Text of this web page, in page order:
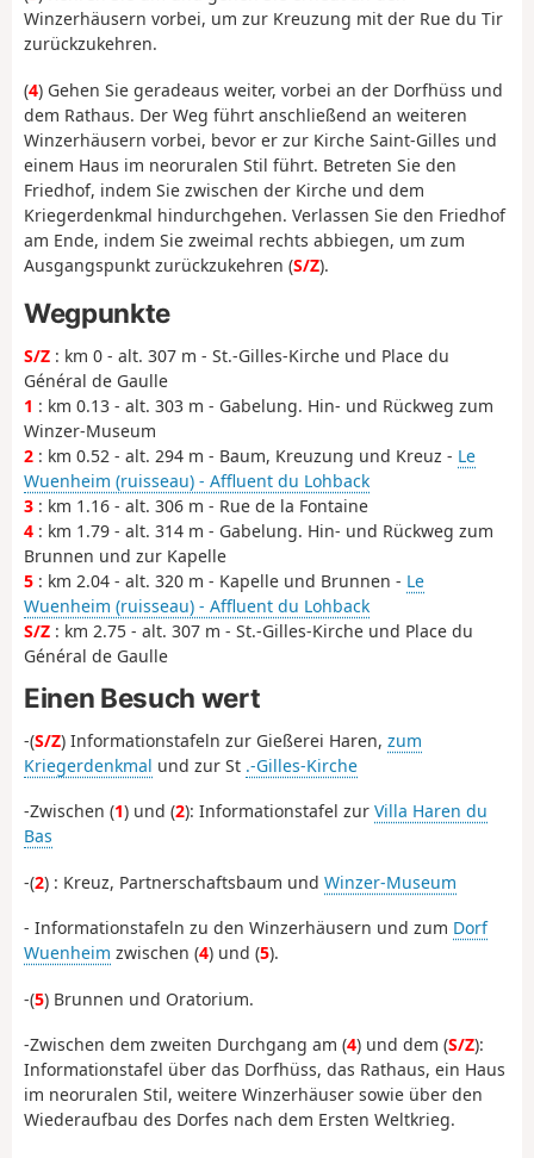
Winzerhäusern vorbei, um zur Kreuzung mit der Rue du Tir
zurückzukehren.
(4) Gehen Sie geradeaus weiter, vorbei an der Dorfhüss und
dem Rathaus. Der Weg führt anschließend an weiteren
Winzerhäusern vorbei, bevor er zur Kirche Saint-Gilles und
einem Haus im neoruralen Stil führt. Betreten Sie den
Friedhof, indem Sie zwischen der Kirche und dem
Kriegerdenkmal hindurchgehen. Verlassen Sie den Friedhof
am Ende, indem Sie zweimal rechts abbiegen, um zum
Ausgangspunkt zurückzukehren (S/Z).
Wegpunkte
S/Z : km 0 - alt. 307 m - St.-Gilles-Kirche und Place du
Général de Gaulle
1 : km 0.13 - alt. 303 m - Gabelung. Hin- und Rückweg zum
Winzer-Museum
2 : km 0.52 - alt. 294 m - Baum, Kreuzung und Kreuz - Le
Wuenheim (ruisseau) - Affluent du Lohback
3 : km 1.16 - alt. 306 m - Rue de la Fontaine
4 : km 1.79 - alt. 314 m - Gabelung. Hin- und Rückweg zum
Brunnen und zur Kapelle
5 : km 2.04 - alt. 320 m - Kapelle und Brunnen - Le
Wuenheim (ruisseau) - Affluent du Lohback
S/Z : km 2.75 - alt. 307 m - St.-Gilles-Kirche und Place du
Général de Gaulle
Einen Besuch wert
-(S/Z) Informationstafeln zur Gießerei Haren, zum
Kriegerdenkmal und zur St .-Gilles-Kirche
-Zwischen (1) und (2): Informationstafel zur Villa Haren du
Bas
-(2) : Kreuz, Partnerschaftsbaum und Winzer-Museum
- Informationstafeln zu den Winzerhäusern und zum Dorf
Wuenheim zwischen (4) und (5).
-(5) Brunnen und Oratorium.
-Zwischen dem zweiten Durchgang am (4) und dem (S/Z):
Informationstafel über das Dorfhüss, das Rathaus, ein Haus
im neoruralen Stil, weitere Winzerhäuser sowie über den
Wiederaufbau des Dorfes nach dem Ersten Weltkrieg.